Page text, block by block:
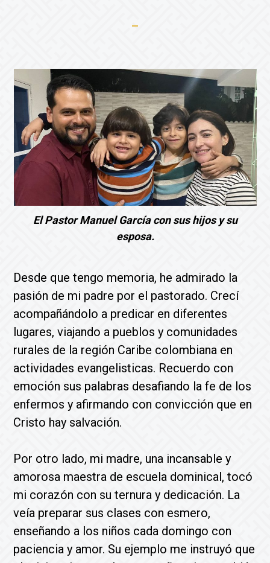
El Pastor Manuel García con sus hijos y su
esposa.
Desde que tengo memoria, he admirado la
pasión de mi padre por el pastorado. Crecí
acompañándolo a predicar en diferentes
lugares, viajando a pueblos y comunidades
rurales de la región Caribe colombiana en
actividades evangelisticas. Recuerdo con
emoción sus palabras desafiando la fe de los
enfermos y afirmando con convicción que en
Cristo hay salvación.
Por otro lado, mi madre, una incansable y
amorosa maestra de escuela dominical, tocó
mi corazón con su ternura y dedicación. La
veía preparar sus clases con esmero,
enseñando a los niños cada domingo con
paciencia y amor. Su ejemplo me instruyó que